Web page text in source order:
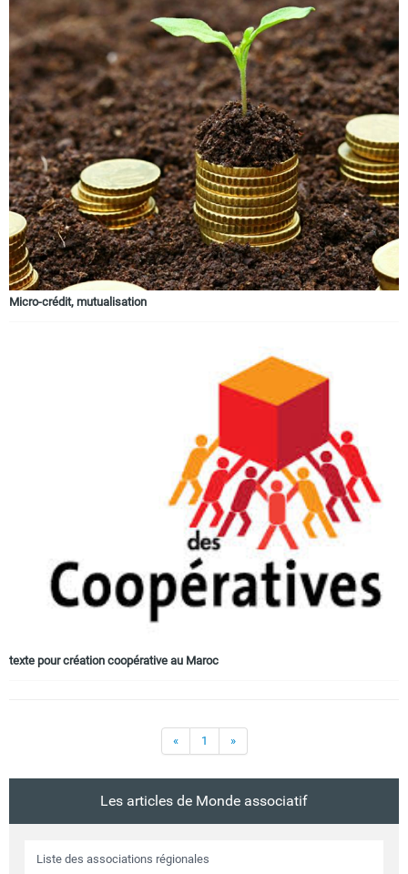
Micro-crédit, mutualisation
texte pour création coopérative au Maroc
« 1 »
Les articles de Monde associatif
Liste des associations régionales